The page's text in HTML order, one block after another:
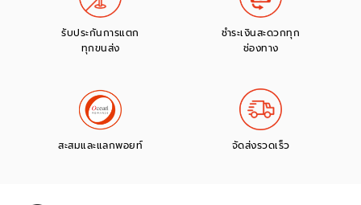
รับประกันการแตก
ทุกขนส่ง
ชำระเงินสะดวกทุก
ช่องทาง
สะสมและแลกพอยท์ จัดส่งรวดเร็ว